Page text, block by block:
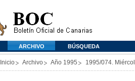
ARCHIVO BÚSQUEDA
Inicio Archivo Año 1995 1995/074.